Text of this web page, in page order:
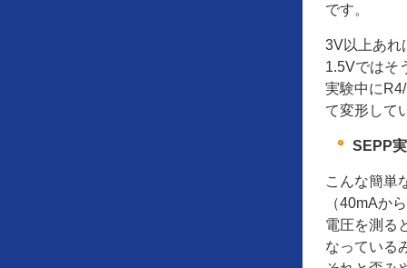
です。
3V以上あれ
1.5Vではそ
実験中に
て変形して
SEPP
こんな簡単
（40mAか
電圧を測る
なっている